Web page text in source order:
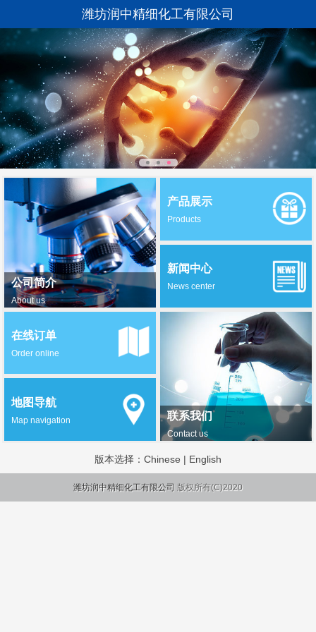
潍坊润中精细化工有限公司
公司简介
About us
产品展示
Products
新闻中心
News center
联系我们
Contact us
在线订单
Order online
地图导航
Map navigation
版本选择： Chinese | English
潍坊润中精细化工有限公司 版权所有(C)2020